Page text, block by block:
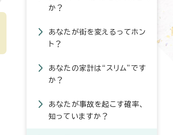
か？
あなたが街を変えるってホン
ト？
あなたの家計は“スリム”です
か？
あなたが事故を起こす確率、
知っていますか？